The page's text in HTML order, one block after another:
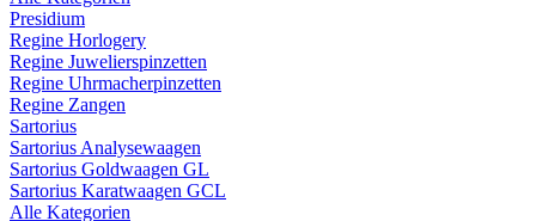
Presidium
Regine Horlogery
Regine Juwelierspinzetten
Regine Uhrmacherpinzetten
Regine Zangen
Sartorius
Sartorius Analysewaagen
Sartorius Goldwaagen GL
Sartorius Karatwaagen GCL
Alle Kategorien